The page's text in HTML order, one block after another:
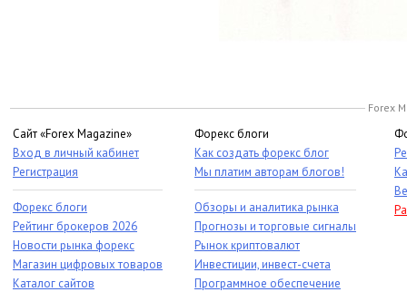
Forex
Сайт «Forex Magazine»
Вход в личный кабинет
Регистрация
Форекс блоги
Рейтинг брокеров 2026
Новости рынка форекс
Магазин цифровых товаров
Каталог сайтов
Форекс блоги
Как создать форекс блог
Мы платим авторам блогов!
Обзоры и аналитика рынка
Прогнозы и торговые сигналы
Рынок криптовалют
Инвестиции, инвест-счета
Программное обеспечение